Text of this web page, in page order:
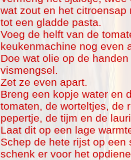
wat zout en het
tot een gladde pasta.
Voeg de helft van de
keukenmachine nog even
Doe wat olie op de
vismengsel.
Zet ze even apart.
Breng een kopje water en
tomaten, de worteltjes, de
pepertje, de tijm en de
Laat dit op een lage
Schep de hete rijst op
schenk er voor het